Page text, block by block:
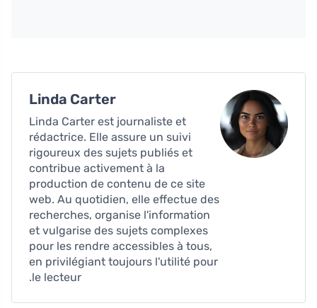
Linda Carter
Linda Carter est journaliste et
rédactrice. Elle assure un suivi
rigoureux des sujets publiés et
contribue activement à la
production de contenu de ce site
web. Au quotidien, elle effectue des
recherches, organise l'information
et vulgarise des sujets complexes
pour les rendre accessibles à tous,
en privilégiant toujours l'utilité pour
le lecteur.